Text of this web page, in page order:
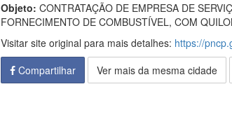
Objeto: CONTRATAÇÃO DE EMPRESA DE
FORNECIMENTO DE COMBUSTÍVEL, COM
Visitar site original para mais detalhes: https://
Compartilhar
Ver mais da mesma cidade